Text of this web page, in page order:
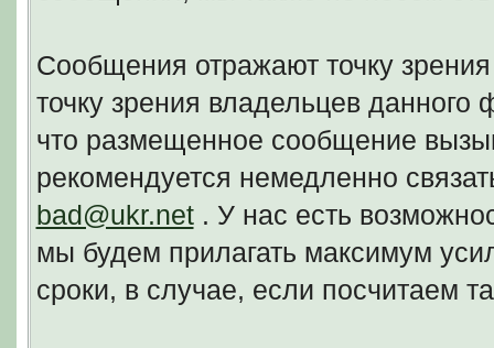
Сообщения отражают точку
точку зрения владельцев
что размещенное сообщение
рекомендуется немедленно
bad@ukr.net. У нас есть
мы будем прилагать максимум
сроки, в случае, если посчитаем